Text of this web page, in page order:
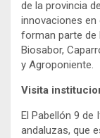
de la provincia
innovaciones
forman parte de
Biosabor,
y Agroponiente.
Visita
El Pabellón 9 de
andaluzas, que